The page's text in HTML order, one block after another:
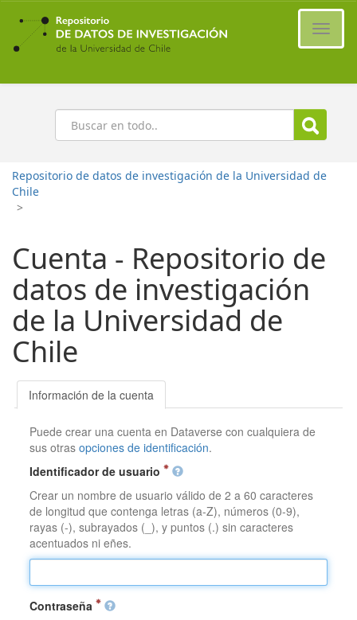
Ir
contenido
principal
Buscar
Repositorio de datos de investigación de la Universidad de
Chile
>
Cuenta - Repositorio de
datos de investigación
de la Universidad de
Chile
Información de la cuenta
Puede crear una cuenta en Dataverse con cualquiera de
sus otrasopciones de identificación.
Identificador de usuario
Crear un nombre de usuario válido de 2 a 60 caracteres
de longitud que contenga letras (a-Z), números (0-9),
rayas (-), subrayados (_), y puntos (.) sin caracteres
acentuados ni eñes.
Contraseña